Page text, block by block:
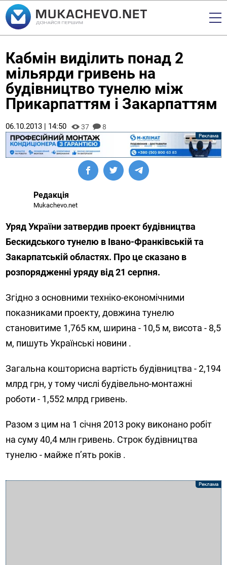
Кабмін виділить понад 2
мільярди гривень на
будівництво тунелю між
Прикарпаттям і Закарпаттям
06.10.2013 | 14:50 37 8
Редакція
Mukachevo.net
Уряд України затвердив проект будівництва
Бескидського тунелю в Івано-Франківській та
Закарпатській областях. Про це сказано в
розпорядженні уряду від 21 серпня.
Згідно з основними техніко-економічними
показниками проекту, довжина тунелю
становитиме 1,765 км, ширина - 10,5 м, висота - 8,5
м, пишуть Українські новини .
Загальна кошторисна вартість будівництва - 2,194
млрд грн, у тому числі будівельно-монтажні
роботи - 1,552 млрд гривень.
Разом з цим на 1 січня 2013 року виконано робіт
на суму 40,4 млн гривень. Строк будівництва
тунелю - майже п’ять років .